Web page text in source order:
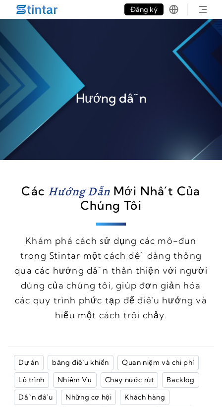
put google tag in file
Đăng ký
Hướng dẫn
Các Hướng Dẫn Mới Nhất Của
Chúng Tôi
Khám phá cách sử dụng các mô-đun
trong Stintar một cách dễ dàng thông
qua các hướng dẫn thân thiện với người
dùng của chúng tôi, giúp đơn giản hóa
các quy trình phức tạp để điều hướng và
hiểu một cách trôi chảy.
Dự án bảng điều khiển
Quan niệm và chi phí
Lộ trình
Nhiệm Vụ Chạy nước rút
Backlog
Dẫn đầu
Những cơ hội
Khách hàng